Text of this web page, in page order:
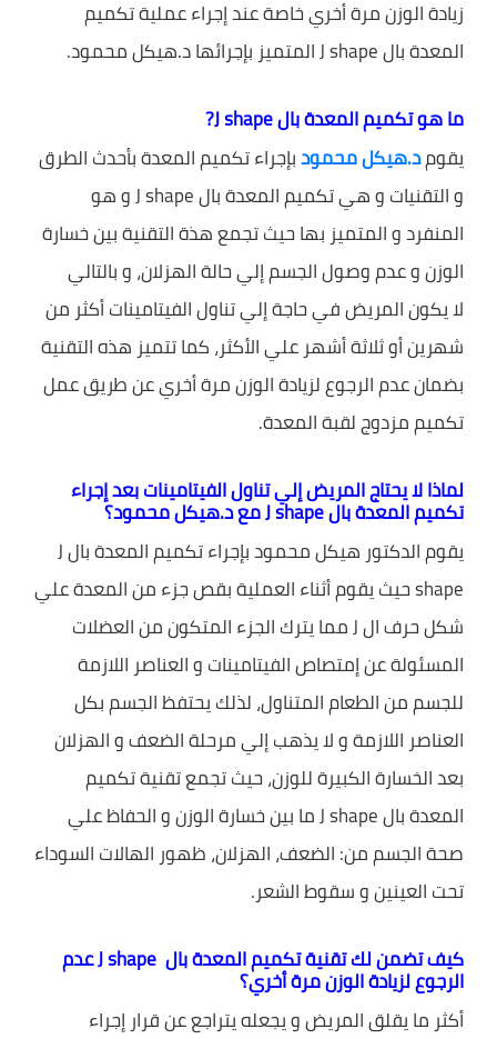
زيادة الوزن مرة أخري خاصة عند إجراء عملية تكميم
المعدة بال J shape المتميز بإجرائها د.هيكل محمود.
ما هو تكميم المعدة بال J shape?
يقومد.هيكل محمودبإجراء تكميم المعدة بأحدث الطرق
و التقنيات و هي تكميم المعدة بال J shape و هو
المنفرد و المتميز بها حيث تجمع هذة التقنية بين خسارة
الوزن و عدم وصول الجسم إلي حالة الهزلان، و بالتالي
لا يكون المريض في حاجة إلي تناول الفيتامينات أكثر من
شهرين أو ثلاثة أشهر علي الأكثر، كما تتميز هذه التقنية
بضمان عدم الرجوع لزيادة الوزن مرة أخري عن طريق عمل
تكميم مزدوج لقبة المعدة.
لماذا لا يحتاج المريض إلي تناول الفيتامينات بعد إجراء
تكميم المعدة بال J shape مع د.هيكل محمود؟
يقوم الدكتور هيكل محمود بإجراء تكميم المعدة بال J
shape حيث يقوم أثناء العملية بقص جزء من المعدة علي
شكل حرف ال J مما يترك الجزء المتكون من العضلات
المسئولة عن إمتصاص الفيتامينات و العناصر اللازمة
للجسم من الطعام المتناول، لذلك يحتفظ الجسم بكل
العناصر اللازمة و لا يذهب إلي مرحلة الضعف و الهزلان
بعد الخسارة الكبيرة للوزن، حيث تجمع تقنية تكميم
المعدة بال J shape ما بين خسارة الوزن و الحفاظ علي
صحة الجسم من: الضعف، الهزلان، ظهور الهالات السوداء
تحت العينين و سقوط الشعر.
كيف تضمن لك تقنية تكميم المعدة بال J shape عدم
الرجوع لزيادة الوزن مرة أخري؟
أكثر ما يقلق المريض و يجعله يتراجع عن قرار إجراء